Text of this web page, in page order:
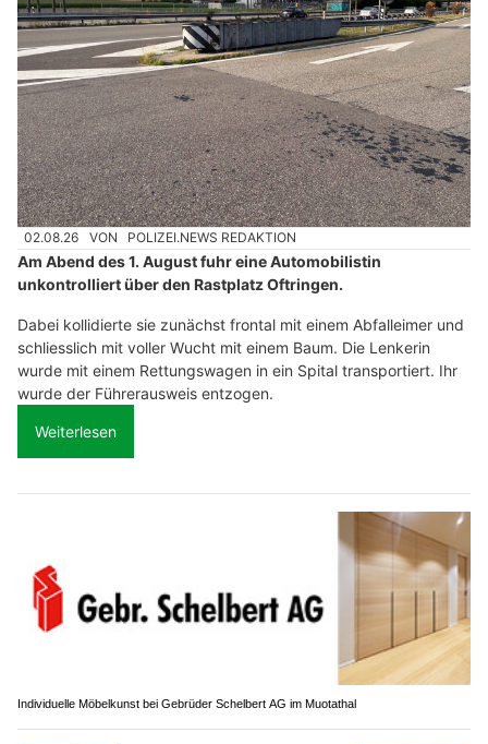
02.08.26 VON POLIZEI.NEWS REDAKTION
Am Abend des 1. August fuhr eine Automobilistin
unkontrolliert über den Rastplatz Oftringen.
Dabei kollidierte sie zunächst frontal mit einem Abfalleimer und
schliesslich mit voller Wucht mit einem Baum. Die Lenkerin
wurde mit einem Rettungswagen in ein Spital transportiert. Ihr
wurde der Führerausweis entzogen.
Weiterlesen
Individuelle Möbelkunst bei Gebrüder Schelbert AG im Muotathal